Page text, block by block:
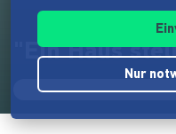
"Ein Haus
Nur